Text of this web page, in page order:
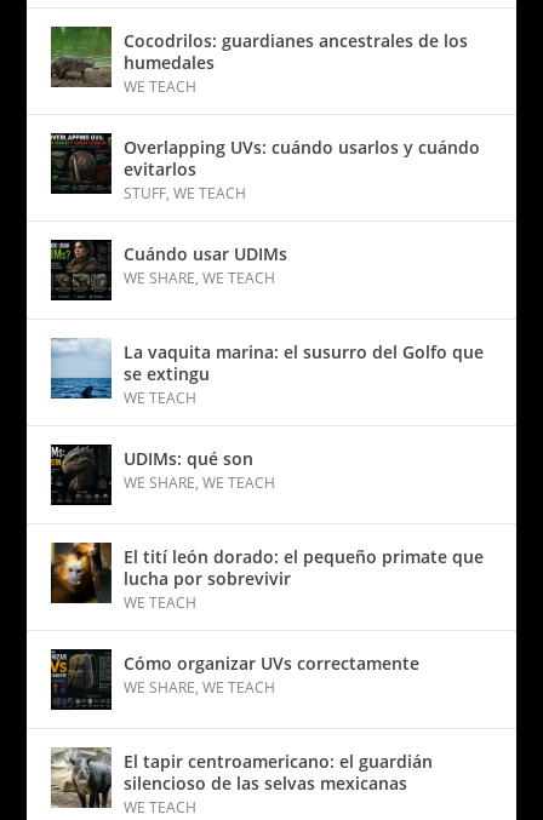
Cocodrilos: guardianes ancestrales de los
humedales
WE TEACH
Overlapping UVs: cuándo usarlos y cuándo
evitarlos
STUFF,WE TEACH
Cuándo usar UDIMs
WE SHARE,WE TEACH
La vaquita marina: el susurro del Golfo que
se extingu
WE TEACH
UDIMs: qué son
WE SHARE,WE TEACH
El tití león dorado: el pequeño primate que
lucha por sobrevivir
WE TEACH
Cómo organizar UVs correctamente
WE SHARE,WE TEACH
El tapir centroamericano: el guardián
silencioso de las selvas mexicanas
WE TEACH